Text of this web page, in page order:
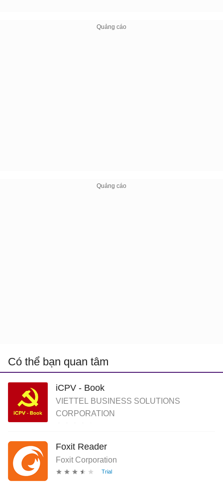
Có thể bạn quan tâm
iCPV - Book
VIETTEL BUSINESS SOLUTIONS
CORPORATION
Foxit Reader
Foxit Corporation